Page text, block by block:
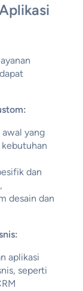
yang
kebutuhan
dan
desain dan
aplikasi
seperti